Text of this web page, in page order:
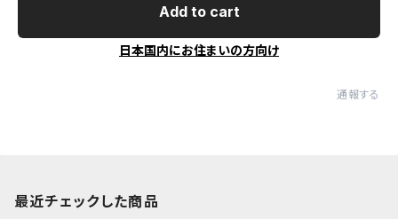
Add to cart
日本国内にお住まいの方向け
通報する
最近チェックした商品